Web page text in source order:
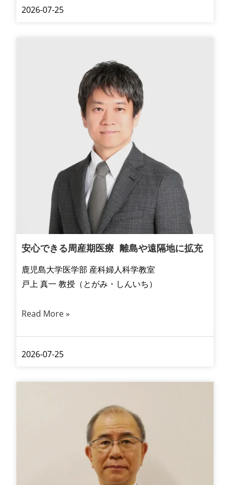
2026-07-25
安心できる周産期医療 離島や遠隔地に拡充
鹿児島大学医学部 産科婦人科学教室
戸上 真一 教授（とがみ・しんいち）
Read More »
2026-07-25